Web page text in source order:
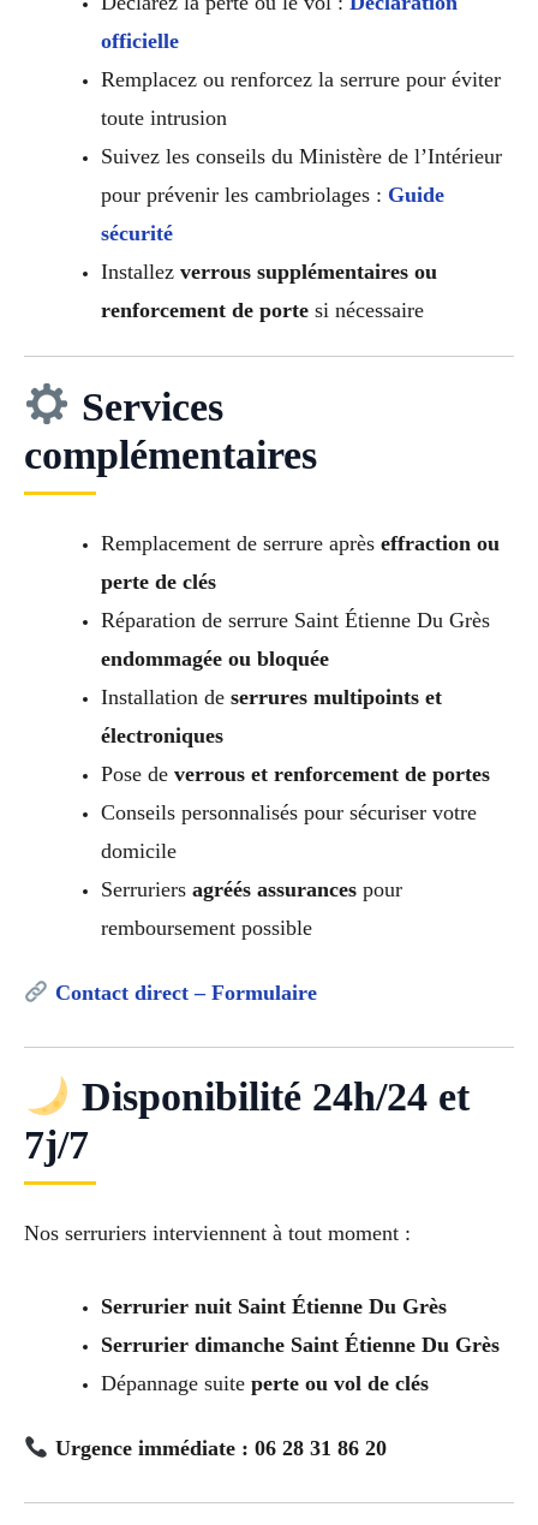
officielle
Remplacez ou renforcez la serrure pour éviter
toute intrusion
Suivez les conseils du Ministère de l’Intérieur
pour prévenir les cambriolages : Guide
sécurité
Installez verrous supplémentaires ou
renforcement de portesi nécessaire
Services
complémentaires
Remplacement de serrure après effraction ou
perte de clés
Réparation de serrure Saint Étienne Du Grès
endommagée ou bloquée
Installation de serrures multipoints et
électroniques
Pose de verrous et renforcement de portes
Conseils personnalisés pour sécuriser votre
domicile
Serruriers agréés assurancespour
remboursement possible
Contact direct – Formulaire
Disponibilité 24h/24 et
7j/7
Nos serruriers interviennent à tout moment :
Serrurier nuit Saint Étienne Du Grès
Serrurier dimanche Saint Étienne Du Grès
Dépannage suite perte ou vol de clés
Urgence immédiate : 06 28 31 86 20